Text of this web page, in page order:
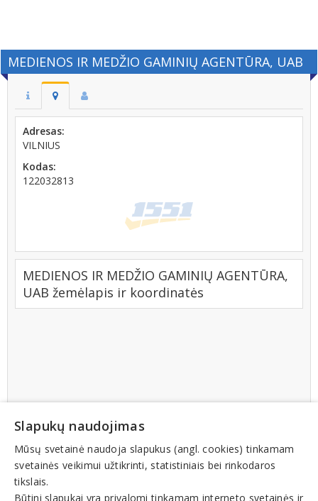
MEDIENOS IR MEDŽIO GAMINIŲ AGENTŪRA, UAB
Adresas:
VILNIUS
Kodas:
122032813
MEDIENOS IR MEDŽIO GAMINIŲ AGENTŪRA,
UAB žemėlapis ir koordinatės
Slapukų naudojimas
Mūsų svetainė naudoja slapukus (angl. cookies) tinkamam
svetainės veikimui užtikrinti, statistiniais bei rinkodaros
tikslais.
Būtini slapukai yra privalomi tinkamam interneto svetainės ir